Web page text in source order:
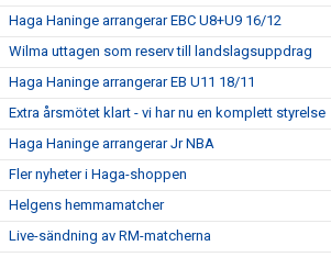
Haga Haninge arrangerar EBC U8+U9 16/12
Wilma uttagen som reserv till landslagsuppdrag
Haga Haninge arrangerar EB U11 18/11
Extra årsmötet klart - vi har nu en komplett styrelse
Haga Haninge arrangerar Jr NBA
Fler nyheter i Haga-shoppen
Helgens hemmamatcher
Live-sändning av RM-matcherna